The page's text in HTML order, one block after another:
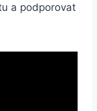
a podporovat